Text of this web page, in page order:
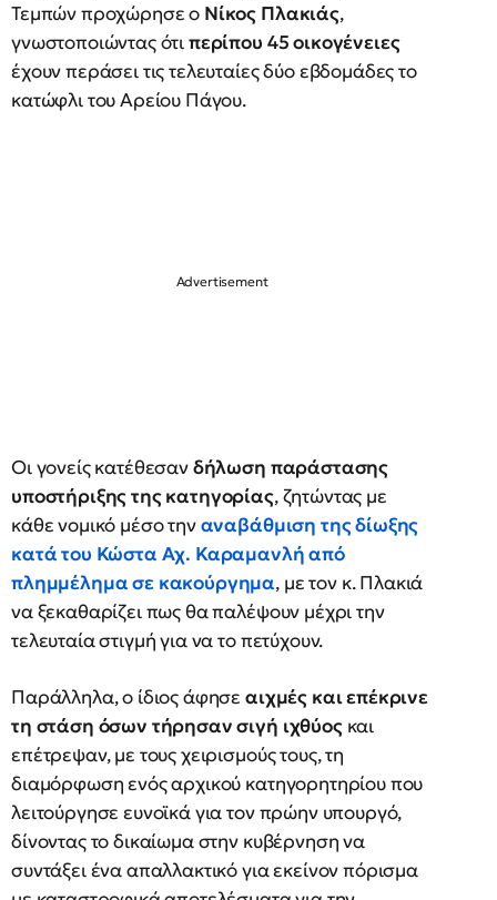
Τεμπών προχώρησε ο Νίκος Πλακιάς,
γνωστοποιώντας ότιπερίπου 45 οικογένειες
έχουν περάσει τις τελευταίες δύο εβδομάδες το
κατώφλι του Αρείου Πάγου.
Οι γονείς κατέθεσανδήλωση παράστασης
υποστήριξης της κατηγορίας, ζητώντας με
κάθε νομικό μέσο τηναναβάθμιση της δίωξης
κατά του Κώστα Αχ. Καραμανλή από
πλημμέλημα σε κακούργημα, με τον κ. Πλακιά
να ξεκαθαρίζει πως θα παλέψουν μέχρι την
τελευταία στιγμή για να το πετύχουν.
Παράλληλα, ο ίδιος άφησε αιχμές και επέκρινε
τη στάση όσων τήρησαν σιγή ιχθύοςκαι
επέτρεψαν, με τους χειρισμούς τους, τη
διαμόρφωση ενός αρχικού κατηγορητηρίου που
λειτούργησε ευνοϊκά για τον πρώην υπουργό,
δίνοντας το δικαίωμα στην κυβέρνηση να
συντάξει ένα απαλλακτικό για εκείνον πόρισμα